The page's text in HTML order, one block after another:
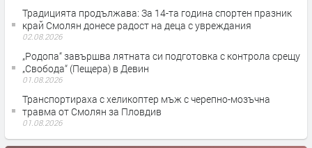
Традицията продължава: За 14-та година спортен празник
край Смолян донесе радост на деца с увреждания
02.08.2026
„Родопа“ завършва лятната си подготовка с контрола срещу
„Свобода“ (Пещера) в Девин
01.08.2026
Транспортираха с хеликоптер мъж с черепно-мозъчна
травма от Смолян за Пловдив
01.08.2026